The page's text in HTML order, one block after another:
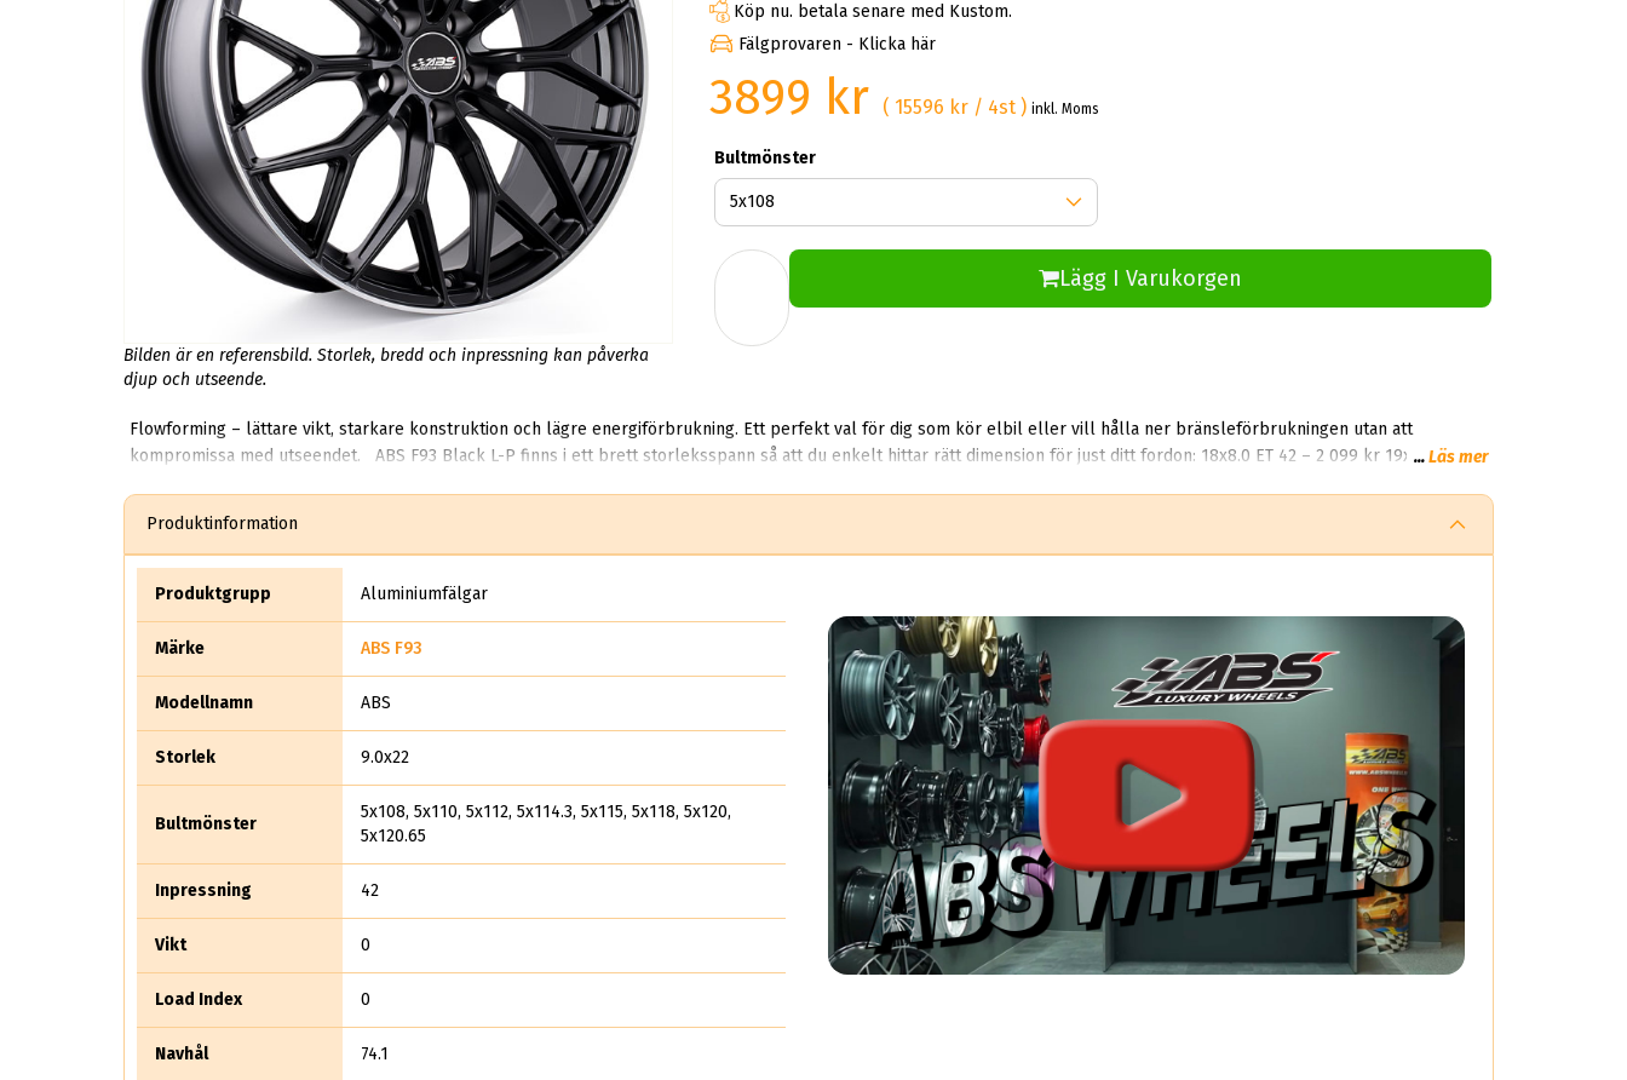
Bilden är en referensbild. Storlek, bredd och inpressning kan påverka
djup och utseende.
Köp nu. betala senare med Kustom.
Fälgprovaren - Klicka här
3899 kr ( 15596 kr / 4st )inkl. Moms
Bultmönster
Lägg I Varukorgen
Flowforming – lättare vikt, starkare konstruktion och lägre energiförbrukning. Ett perfekt val för dig som kör elbil eller vill hålla ner bränsleförbrukningen utan att
kompromissa med utseendet. ABS F93 Black L-P finns i ett brett storleksspann så att du enkelt hittar rätt dimension för just ditt fordon: 18x8.0 ET 42 – 2 099 kr 19x8.5 ET 42
...Läs mer
Produktinformation
Produktgrupp Aluminiumfälgar
Märke ABS F93
Modellnamn ABS
Storlek 9.0x22
Bultmönster
5x108, 5x110, 5x112, 5x114.3, 5x115, 5x118, 5x120,
5x120.65
Inpressning 42
Vikt 0
Load Index 0
Navhål 74.1